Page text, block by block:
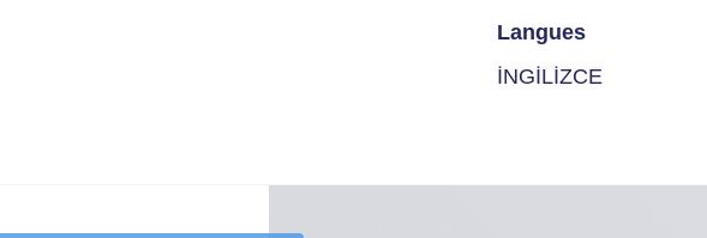
Langues
İNGİLİZCE